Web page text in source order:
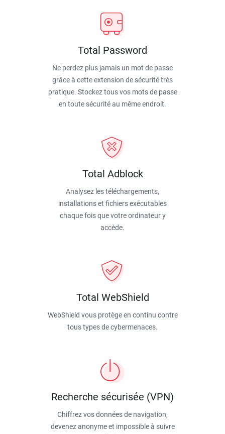
Total Password
Ne perdez plus jamais un mot de passe
grâce à cette extension de sécurité très
pratique. Stockez tous vos mots de passe
en toute sécurité au même endroit.
Total Adblock
Analysez les téléchargements,
installations et fichiers exécutables
chaque fois que votre ordinateur y
accède.
Total WebShield
WebShield vous protège en continu contre
tous types de cybermenaces.
Recherche sécurisée (VPN)
Chiffrez vos données de navigation,
devenez anonyme et impossible à suivre